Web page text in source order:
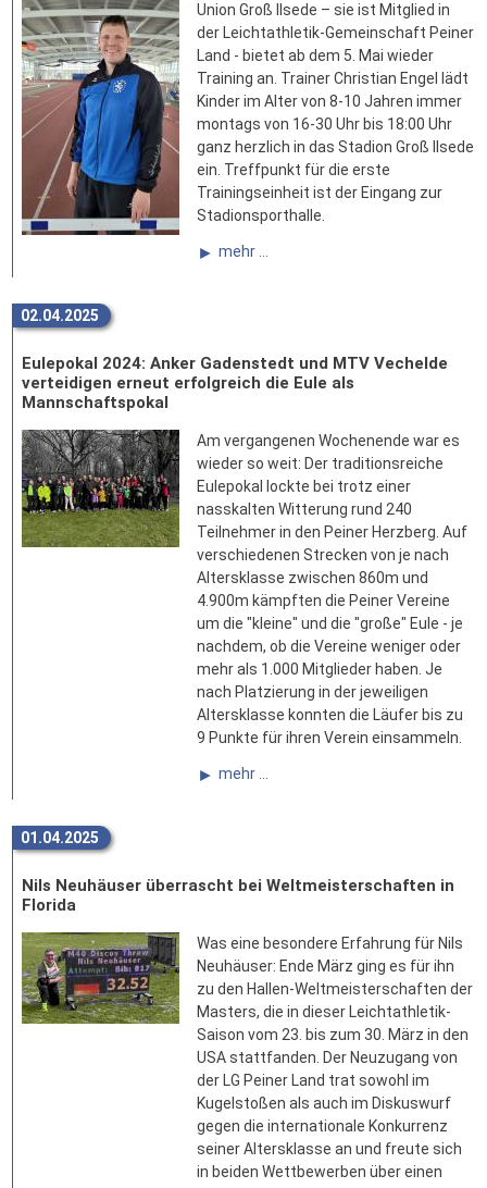
Union Groß Ilsede – sie ist Mitglied in
der Leichtathletik-Gemeinschaft Peiner
Land - bietet ab dem 5. Mai wieder
Training an. Trainer Christian Engel lädt
Kinder im Alter von 8-10 Jahren immer
montags von 16-30 Uhr bis 18:00 Uhr
ganz herzlich in das Stadion Groß Ilsede
ein. Treffpunkt für die erste
Trainingseinheit ist der Eingang zur
Stadionsporthalle.
mehr ...
02.04.2025
Eulepokal 2024: Anker Gadenstedt und MTV Vechelde
verteidigen erneut erfolgreich die Eule als
Mannschaftspokal
Am vergangenen Wochenende war es
wieder so weit: Der traditionsreiche
Eulepokal lockte bei trotz einer
nasskalten Witterung rund 240
Teilnehmer in den Peiner Herzberg. Auf
verschiedenen Strecken von je nach
Altersklasse zwischen 860m und
4.900m kämpften die Peiner Vereine
um die "kleine" und die "große" Eule - je
nachdem, ob die Vereine weniger oder
mehr als 1.000 Mitglieder haben. Je
nach Platzierung in der jeweiligen
Altersklasse konnten die Läufer bis zu
9 Punkte für ihren Verein einsammeln.
mehr ...
01.04.2025
Nils Neuhäuser überrascht bei Weltmeisterschaften in
Florida
Was eine besondere Erfahrung für Nils
Neuhäuser: Ende März ging es für ihn
zu den Hallen-Weltmeisterschaften der
Masters, die in dieser Leichtathletik-
Saison vom 23. bis zum 30. März in den
USA stattfanden. Der Neuzugang von
der LG Peiner Land trat sowohl im
Kugelstoßen als auch im Diskuswurf
gegen die internationale Konkurrenz
seiner Altersklasse an und freute sich
in beiden Wettbewerben über einen